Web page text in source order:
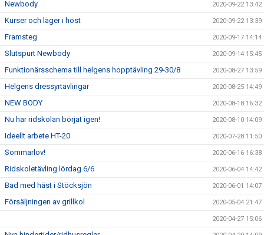
Newbody 2020-09-22 13:42
Kurser och läger i höst 2020-09-22 13:39
Framsteg 2020-09-17 14:14
Slutspurt Newbody 2020-09-14 15:45
Funktionärsschema till helgens hopptävling 29-30/8 2020-08-27 13:59
Helgens dressyrtävlingar 2020-08-25 14:49
NEW BODY 2020-08-18 16:32
Nu har ridskolan börjat igen! 2020-08-10 14:09
Ideellt arbete HT-20 2020-07-28 11:50
Sommarlov! 2020-06-16 16:38
Ridskoletävling lördag 6/6 2020-06-04 14:42
Bad med häst i Stöcksjön 2020-06-01 14:07
Försäljningen av grillkol 2020-05-04 21:47
2020-04-27 15:06